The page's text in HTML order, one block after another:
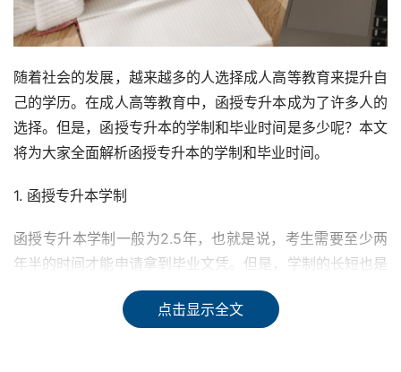
随着社会的发展，越来越多的人选择成人高等教育来提升自
己的学历。在成人高等教育中，函授专升本成为了许多人的
选择。但是，函授专升本的学制和毕业时间是多少呢？本文
将为大家全面解析函授专升本的学制和毕业时间。
1. 函授专升本学制
函授专升本学制一般为2.5年，也就是说，考生需要至少两
年半的时间才能申请拿到毕业文凭。但是，学制的长短也是
与所学专业和报考院校所决定，有些院校专升本学制为3
年，有的院校专升本学制为2年。
点击显示全文